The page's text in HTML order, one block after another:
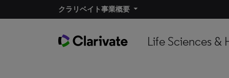
クラリベイト事業概要​
Life Sciences &